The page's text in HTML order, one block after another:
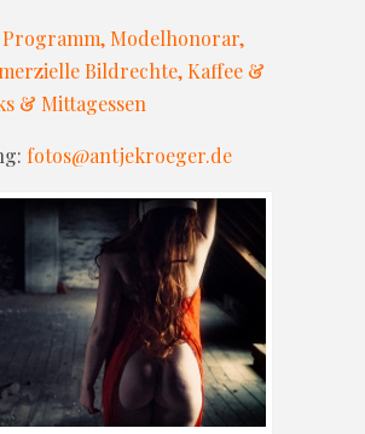
Programm, Modelhonorar,
Bildrechte, Kaffee &
& Mittagessen
fotos@antjekroeger.de